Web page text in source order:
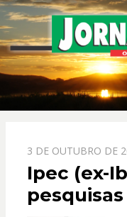
PPOSTADO
EM
3 DE OUTUBRO DE
Ipec (ex-